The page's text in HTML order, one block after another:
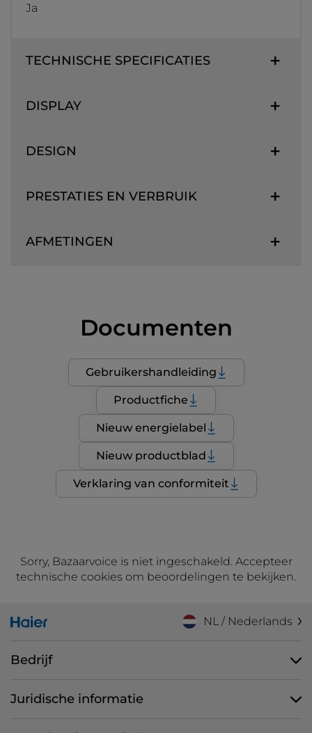
Ja
TECHNISCHE SPECIFICATIES
DISPLAY
DESIGN
PRESTATIES EN VERBRUIK
AFMETINGEN
Documenten
Gebruikershandleiding
Productfiche
Nieuw energielabel
Nieuw productblad
Verklaring van conformiteit
Sorry, Bazaarvoice is niet ingeschakeld. Accepteer
technische cookies om beoordelingen te bekijken.
NL / Nederlands
Bedrijf
Juridische informatie